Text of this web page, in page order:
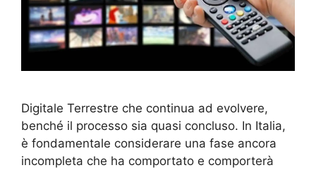
Digitale Terrestre che continua ad evolvere,
benché il processo sia quasi concluso. In Italia,
è fondamentale considerare una fase ancora
incompleta che ha comportato e comporterà